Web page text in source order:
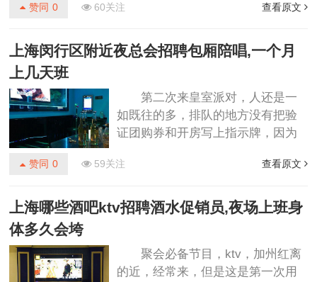
美好与温馨的职业？你是否喜欢驾
留下花香与幸福的足迹？**花店司机
份工作充满热情，并希望成为我们
团队的一员，请继续阅读，让我们
一起开启这场浪漫之旅。####**职
赞同 0 60关注 查看原文
上海闵行区附近夜总会招聘包厢陪唱,一个月
上几天班
第二次来皇室派对，人还是一
如既往的多，排队的地方没有把验
证团购券和开房写上指示牌，因为
另一边排队在开房，感觉好浪费时
人一起排队会快一些，然后感觉大
只喝的饮料或啤酒，这个可以自己
选，选完就可以去自己的房间了，
赞同 0 59关注 查看原文
上海哪些酒吧ktv招聘酒水促销员,夜场上班身
体多久会垮
聚会必备节目，ktv，加州红离
的近，经常来，但是这是第一次用